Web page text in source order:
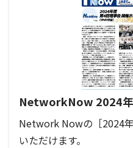
NetworkNow 2024
Network Nowの［2024
いただけます。